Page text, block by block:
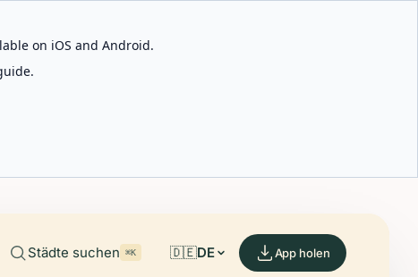
on iOS and Android.
Städte suchen ⌘K 🇩🇪DE App holen